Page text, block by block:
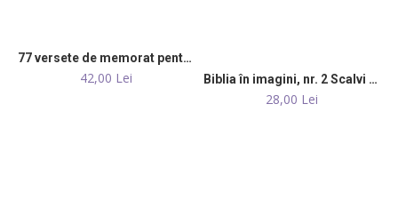
77 versete de memorat pentru toţi copiii
42,00 Lei Biblia în imagini, nr. 2 Scalvi în Egipt urmașii lui Avraam devin un popor
28,00 Lei